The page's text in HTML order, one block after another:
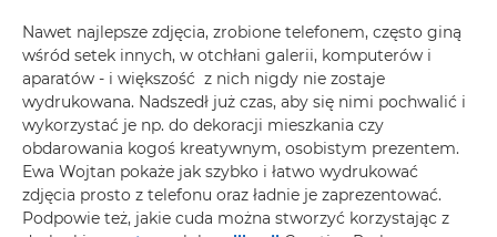
Nawet najlepsze zdjęcia, zrobione telefonem, często giną
wśród setek innych, w otchłani galerii, komputerów i
aparatów - i większość z nich nigdy nie zostaje
wydrukowana. Nadszedł już czas, aby się nimi pochwalić i
wykorzystać je np. do dekoracji mieszkania czy
obdarowania kogoś kreatywnym, osobistym prezentem.
Ewa Wojtan pokaże jak szybko i łatwo wydrukować
zdjęcia prosto z telefonu oraz ładnie je zaprezentować.
Podpowie też, jakie cuda można stworzyć korzystając z